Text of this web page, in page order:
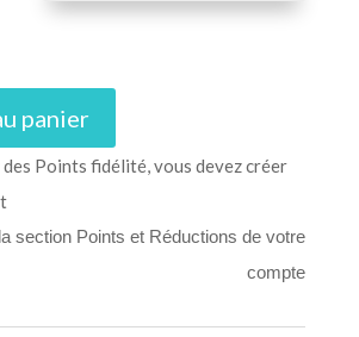
panier
Points fidélité, vous devez créer
section Points et Réductions de votre
compte